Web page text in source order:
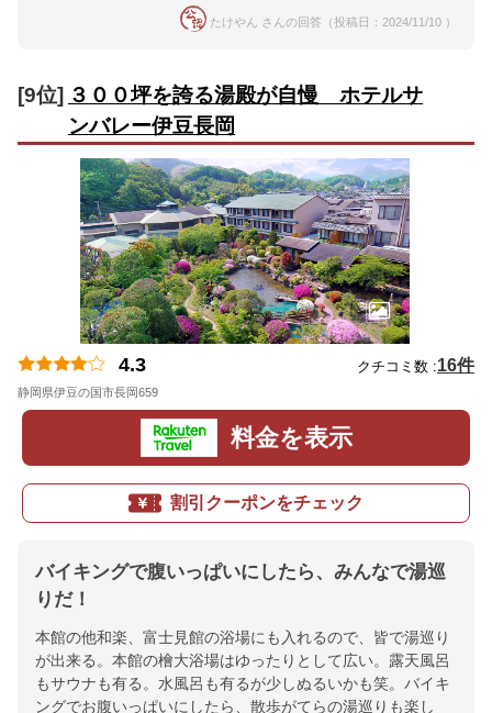
たけやん さんの回答（投稿日：2024/11/10 ）
[9位] ３００坪を誇る湯殿が自慢 ホテルサ
ンバレー伊豆長岡
4.3 クチコミ数 :16件
静岡県伊豆の国市長岡659
料金を表示
割引クーポンをチェック
バイキングで腹いっぱいにしたら、みんなで湯巡
りだ！
本館の他和楽、富士見館の浴場にも入れるので、皆で湯巡り
が出来る。本館の檜大浴場はゆったりとして広い。露天風呂
もサウナも有る。水風呂も有るが少しぬるいかも笑。バイキ
ングでお腹いっぱいにしたら、散歩がてらの湯巡りも楽し